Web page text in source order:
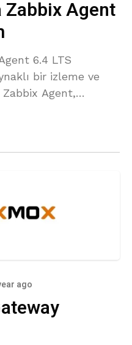
Zabbix Agent
6.4 LTS
bir izleme ve
Agent,
izlemek için
ago